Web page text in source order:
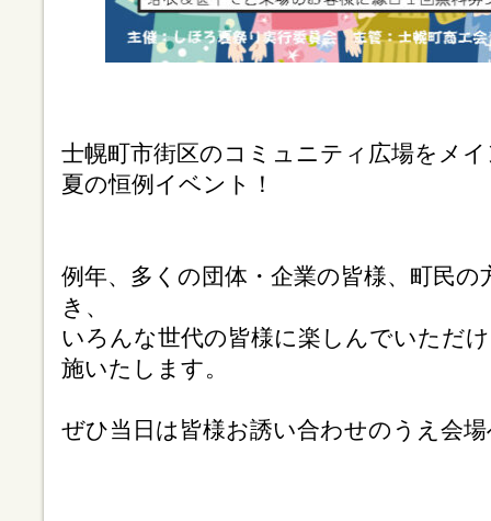
士幌町市街区のコミュニティ広場をメ
夏の恒例イベント！
例年、多くの団体・企業の皆様、町民
き、
いろんな世代の皆様に楽しんでいただ
施いたします。
ぜひ当日は皆様お誘い合わせのうえ会